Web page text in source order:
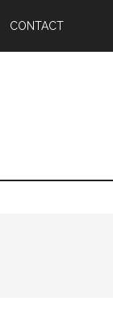
CONTACT